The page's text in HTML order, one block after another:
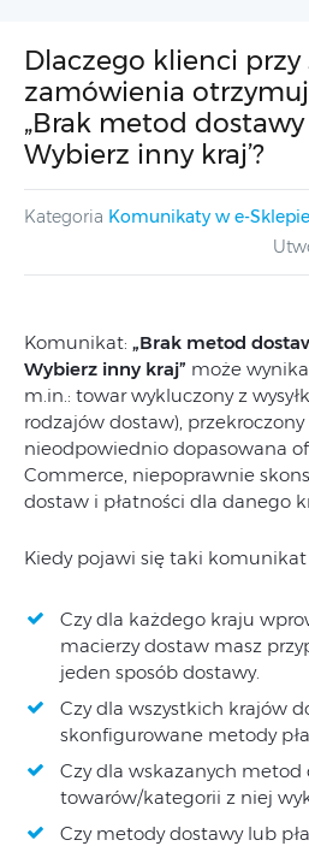
Dlaczego klienci przy
zamówienia
„Brak metod
Wybierz inny kraj’?
Kategoria Komunikaty w e-Sklepie
Komunikat: „Brak metod
Wybierz inny kraj” może
m.in.: towar wykluczony z
rodzajów dostaw),
nieodpowiednio dopasowana
Commerce, niepoprawnie
dostaw i płatności dla danego
Kiedy pojawi się taki
Czy dla każdego kraju
macierzy dostaw masz
jeden sposób dostawy.
Czy dla wszystkich krajów
skonfigurowane metody
Czy dla wskazanych metod
towarów/kategorii z niej
Czy metody dostawy lub